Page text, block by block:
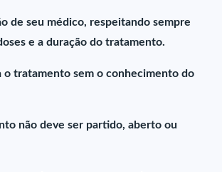
de seu médico, respeitando sempre
e a duração do tratamento.
o tratamento sem o conhecimento do
não deve ser partido, aberto ou